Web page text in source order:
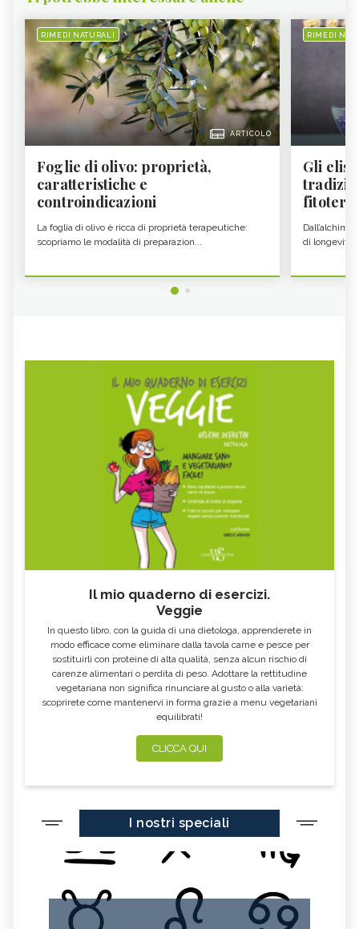
RIMEDI NATURALI
ARTICOLO
Foglie di olivo: proprietà,
caratteristiche e
controindicazioni
La foglia di olivo è ricca di proprietà terapeutiche:
scopriamo le modalità di preparazion...
RIMEDI
Gli
fitoter...
di longevità
Il mio quaderno di esercizi.
Veggie
In questo libro, con la guida di una dietologa, apprenderete in
modo efficace come eliminare dalla tavola carne e pesce per
sostituirli con proteine di alta qualità, senza alcun rischio di
carenze alimentari o perdita di peso. Adottare la rettitudine
vegetariana non significa rinunciare al gusto o alla varietà:
scoprirete come mantenervi in forma grazie a menu vegetariani
equilibrati!
CLICCA QUI
I nostri speciali